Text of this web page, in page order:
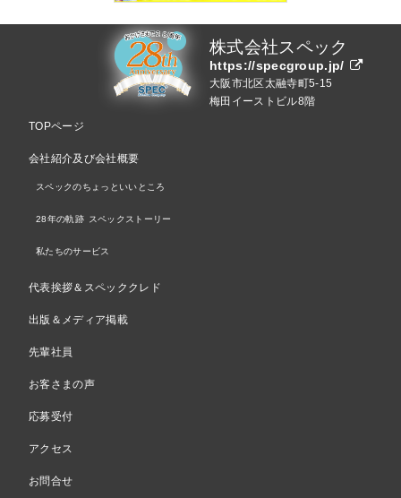
株式会社スペック
https://specgroup.jp/
大阪市北区太融寺町5-15
梅田イーストビル8階
TOPページ
会社紹介及び会社概要
スペックのちょっといいところ
28年の軌跡 スペックストーリー
私たちのサービス
代表挨拶＆スペッククレド
出版＆メディア掲載
先輩社員
お客さまの声
応募受付
アクセス
お問合せ